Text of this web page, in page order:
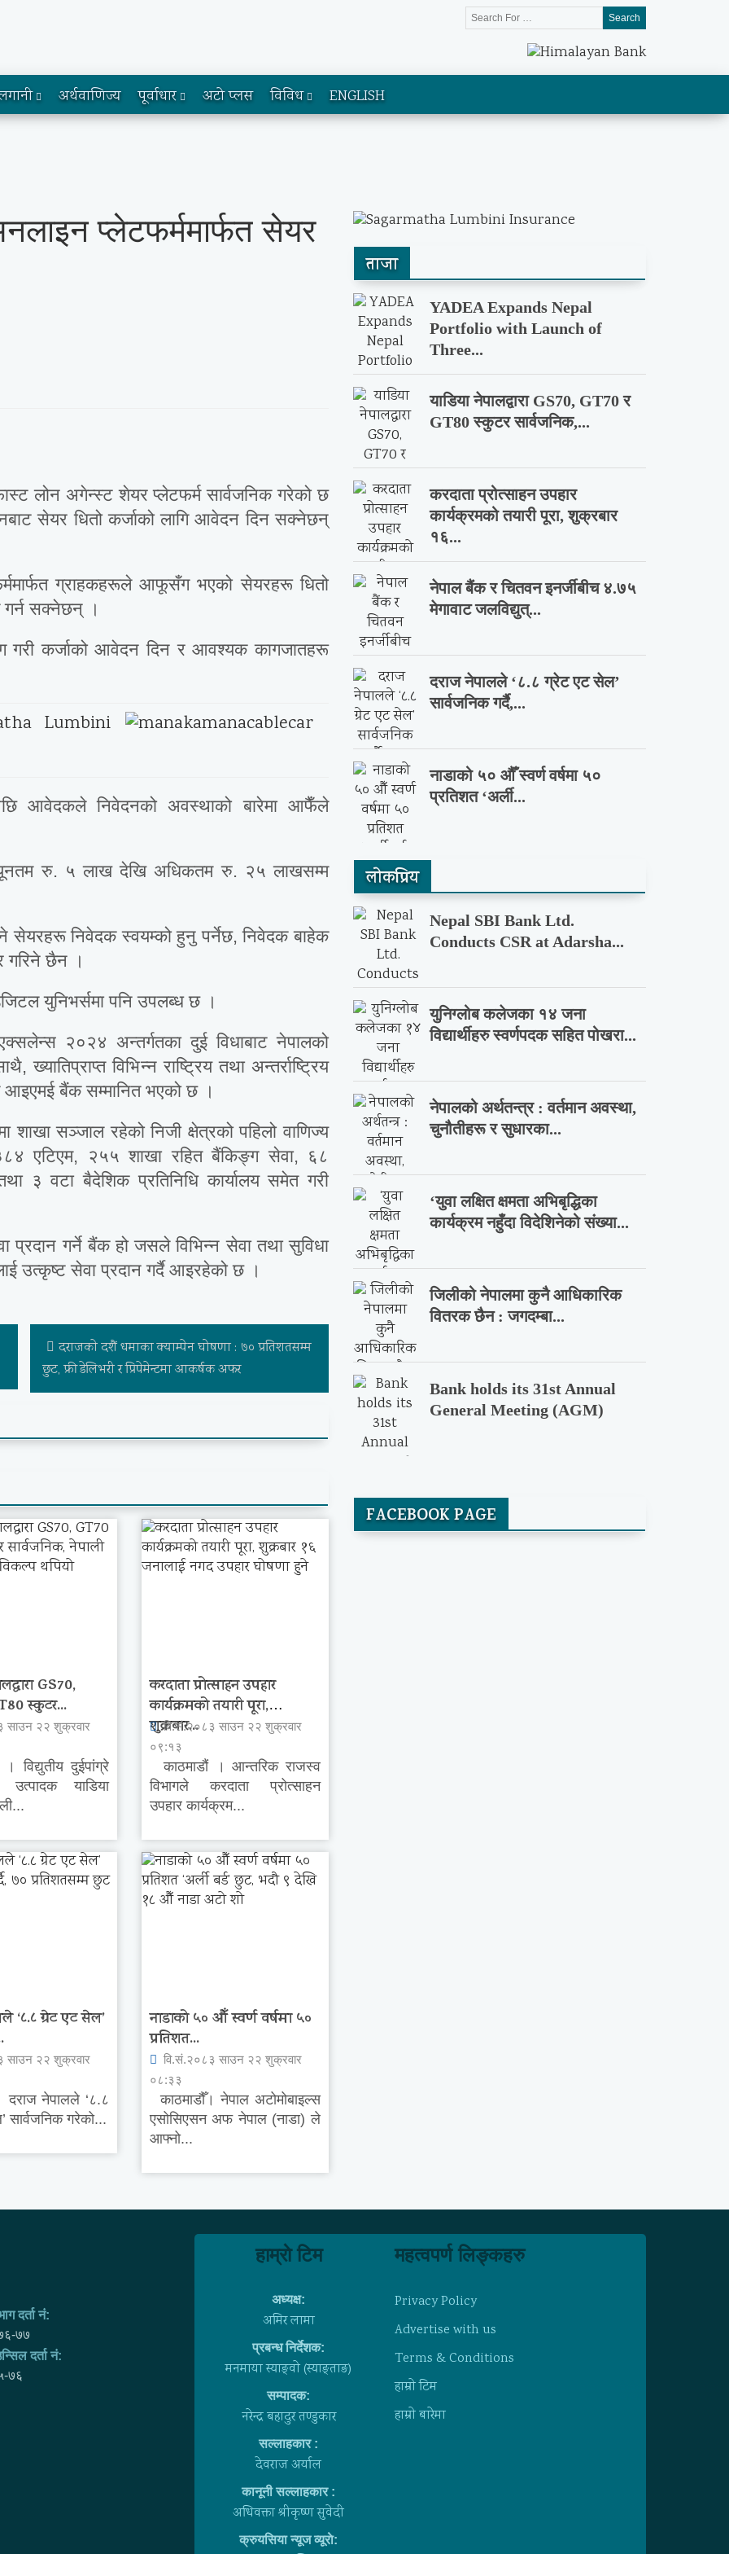
Search
अर्थवाणिज्य पूर्वाधार अटो प्लस विविध ENGLISH
प्लेटफर्ममार्फत सेयर
लोन अगेन्स्ट शेयर प्लेटफर्म सार्वजनिक गरेको छ
सेयर धितो कर्जाको लागि आवेदन दिन सक्नेछन्
ग्राहकहरूले आफूसँग भएको सेयरहरू धितो
गर्न सक्नेछन् ।
गरी कर्जाको आवेदन दिन र आवश्यक कागजातहरू
आवेदकले निवेदनको अवस्थाको बारेमा आफैँले
न्यूनतम रु. ५ लाख देखि अधिकतम रु. २५ लाखसम्म
सेयरहरू निवेदक स्वयम्को हुनु पर्नेछ, निवेदक बाहेक
गरिने छैन ।
युनिभर्समा पनि उपलब्ध छ ।
२०२४ अन्तर्गतका दुई विधाबाट नेपालको
विभिन्न राष्ट्रिय तथा अन्तर्राष्ट्रिय
बैंक सम्मानित भएको छ ।
सञ्जाल रहेको निजी क्षेत्रको पहिलो वाणिज्य
एटिएम, २५५ शाखा रहित बैंकिङ्ग सेवा, ६८
३ वटा बैदेशिक प्रतिनिधि कार्यालय समेत गरी
गर्ने बैंक हो जसले विभिन्न सेवा तथा सुविधा
उत्कृष्ट सेवा प्रदान गर्दै आइरहेको छ ।
दराजकाे दशैं धमाका क्याम्पेन घोषणा : ७० प्रतिशतसम्म
छुट, फ्री डेलिभरी र प्रिपेमेन्टमा आकर्षक अफर
GS70,
स्कुटर...
साउन २२ शुक्रवार
विद्युतीय दुईपांग्रे
उत्पादक याडिया
करदाता प्रोत्साहन उपहार
कार्यक्रमको तयारी पूरा,
शुक्रबार...
वि.सं.२०८३ साउन २२ शुक्रवार
०९:१३
काठमाडौं । आन्तरिक राजस्व
विभागले करदाता प्रोत्साहन
उपहार कार्यक्रम...
‘८.८ ग्रेट एट सेल’
साउन २२ शुक्रवार
नेपालले ‘८.८
सार्वजनिक गरेको...
नाडाको ५० औँ स्वर्ण वर्षमा ५०
प्रतिशत...
वि.सं.२०८३ साउन २२ शुक्रवार
०८:३३
काठमाडौँ। नेपाल अटोमोबाइल्स
एसोसिएसन अफ नेपाल (नाडा) ले
आफ्नो...
ताजा
YADEA Expands Nepal
Portfolio with Launch of
Three...
याडिया नेपालद्वारा GS70, GT70 र
GT80 स्कुटर सार्वजनिक,...
करदाता प्रोत्साहन उपहार
कार्यक्रमको तयारी पूरा, शुक्रबार
१६...
नेपाल बैंक र चितवन इनर्जीबीच ४.७५
मेगावाट जलविद्युत्...
दराज नेपालले ‘८.८ ग्रेट एट सेल’
सार्वजनिक गर्दै,...
नाडाको ५० औँ स्वर्ण वर्षमा ५०
प्रतिशत ‘अर्ली...
लाेकप्रिय
Nepal SBI Bank Ltd.
Conducts CSR at Adarsha...
युनिग्लोब कलेजका १४ जना
विद्यार्थीहरु स्वर्णपदक सहित पोखरा...
नेपालको अर्थतन्त्र : वर्तमान अवस्था,
चुनौतीहरू र सुधारका...
‘युवा लक्षित क्षमता अभिबृद्धिका
कार्यक्रम नहुँदा विदेशिनेको संख्या...
जिलीको नेपालमा कुनै आधिकारिक
वितरक छैन : जगदम्बा...
Bank holds its 31st Annual
General Meeting (AGM)
FACEBOOK PAGE
दर्ता नं:
७७
दर्ता नं:
७६
हाम्राे टिम
अध्यक्ष:
अमिर लामा
प्रबन्ध निर्देशक:
मनमाया स्याङ्वाे (स्याङ्ताङ)
सम्पादक:
नरेन्द्र बहादुर तण्डुकार
सल्लाहकार :
देवराज अर्याल
कानूनी सल्लाहकार :
अधिवक्ता श्रीकृष्ण सुवेदी
क्रुयसिया न्यूज व्यूराे:
महत्वपर्ण लिङ्कहरु
Privacy Policy
Advertise with us
Terms & Conditions
हाम्राे टिम
हाम्राे बारेमा